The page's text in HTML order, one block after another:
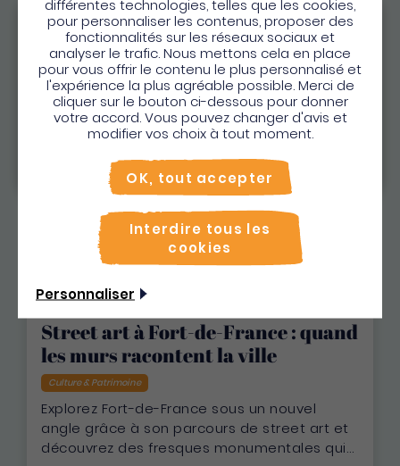
tout ce qui fait vibrer l'île aux fleurs !
Street art à Fort-de-France : quand
les murs racontent la ville
Culture & Patrimoine
Explorez Fort-de-France sous un nouvel
angle grâce à son parcours de street art et
découvrez des fresques monumentales qui
Bienvenue en Martinique
Pour profiter de votre séjour et trouver des
activités en quelques clics, activez le mode “sur
place”.
Utiliser le mode surplace
différentes technologies, telles que les cookies,
pour personnaliser les contenus, proposer des
fonctionnalités sur les réseaux sociaux et
analyser le trafic. Nous mettons cela en place
pour vous offrir le contenu le plus personnalisé et
l'expérience la plus agréable possible. Merci de
cliquer sur le bouton ci-dessous pour donner
votre accord. Vous pouvez changer d'avis et
modifier vos choix à tout moment.
OK, tout accepter
Interdire tous les
cookies
Personnaliser